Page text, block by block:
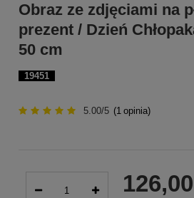
19451
Obraz ze zdjęciami na
prezent / Dzień
50 cm
5.00/5 (1 opinia)